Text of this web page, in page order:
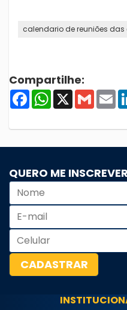
calendario de reuniões das
Compartilhe:
FacebookWhatsApp
X Gmail
QUERO ME INSCREVER